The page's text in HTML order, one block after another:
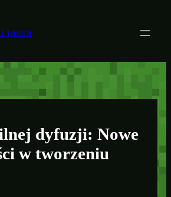
dyfuzji: Nowe
w tworzeniu